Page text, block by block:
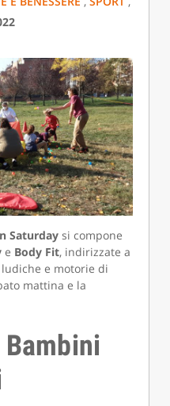
Saturdaysi compone
e Body Fit, indirizzate a
e motorie di
mattina e la